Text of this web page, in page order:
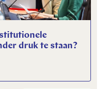
druk te staan?